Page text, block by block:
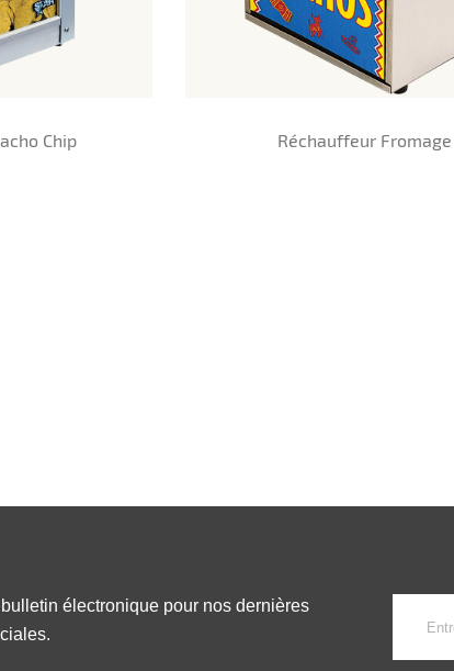
Chip Réchauffeur
électronique pour nos dernières